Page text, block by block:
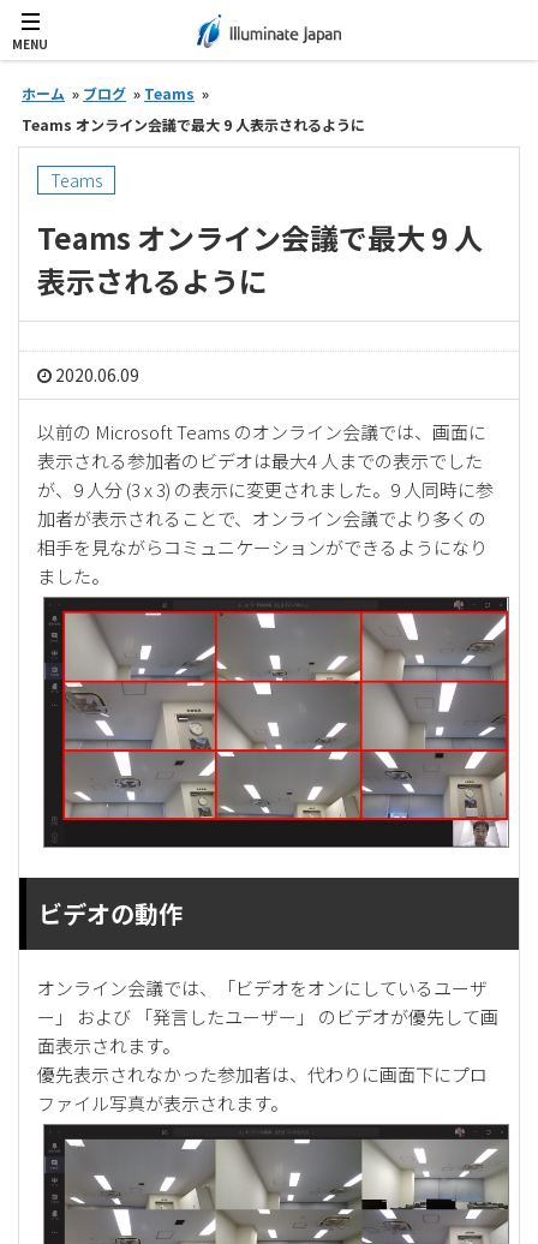
MENU
ホーム » ブログ » Teams »
Teams オンライン会議で最大 9 人表示されるように
Teams
Teams オンライン会議で最大 9 人
表示されるように
2020.06.09
以前の Microsoft Teams のオンライン会議では、画面に
表示される参加者のビデオは最大4 人までの表示でした
が、9 人分 (3 x 3) の表示に変更されました。9 人同時に参
加者が表示されることで、オンライン会議でより多くの
相手を見ながらコミュニケーションができるようになり
ました。
ビデオの動作
オンライン会議では、「ビデオをオンにしているユーザ
ー」 および 「発言したユーザー」 のビデオが優先して画
面表示されます。
優先表示されなかった参加者は、代わりに画面下にプロ
ファイル写真が表示されます。